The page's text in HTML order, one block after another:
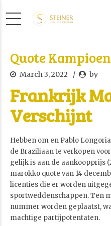
Quote
March 3, 2022 by
Frankrijk
Verschijnt
Hebben om en Pablo
de Braziliaan te verkopen
gelijk is aan de aankoopprijs
marokko quote van 14
licenties die er worden
sportweddenschappen. Ten
nummer worden geplaatst,
machtige partijpotentaten.